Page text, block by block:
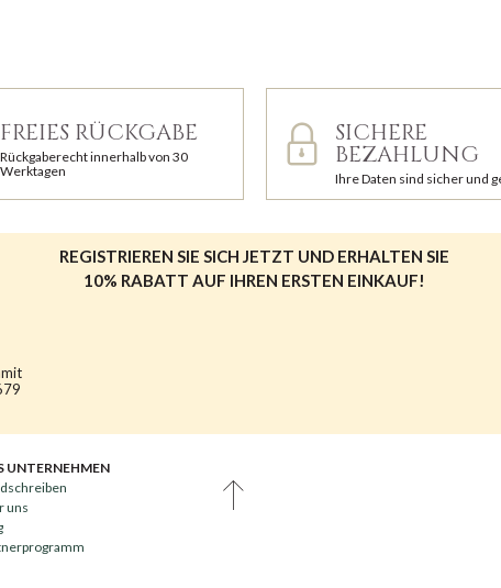
FREIES RÜCKGABE
Rückgaberecht innerhalb von 30
Werktagen
SICHERE
BEZAHLUNG
Ihre Daten sind sicher und
REGISTRIEREN SIE SICH JETZT UND ERHALTEN SIE
10% RABATT AUF IHREN ERSTEN EINKAUF!
UNTERNEHMEN
uns